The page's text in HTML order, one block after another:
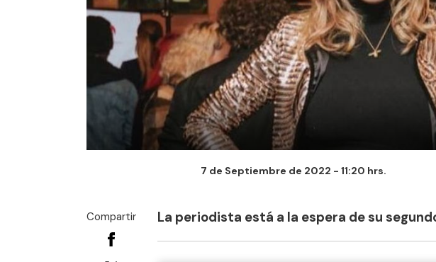
7 de Septiembre de 2022 - 11:20 hrs.
Compartir La periodista está a la espera de su